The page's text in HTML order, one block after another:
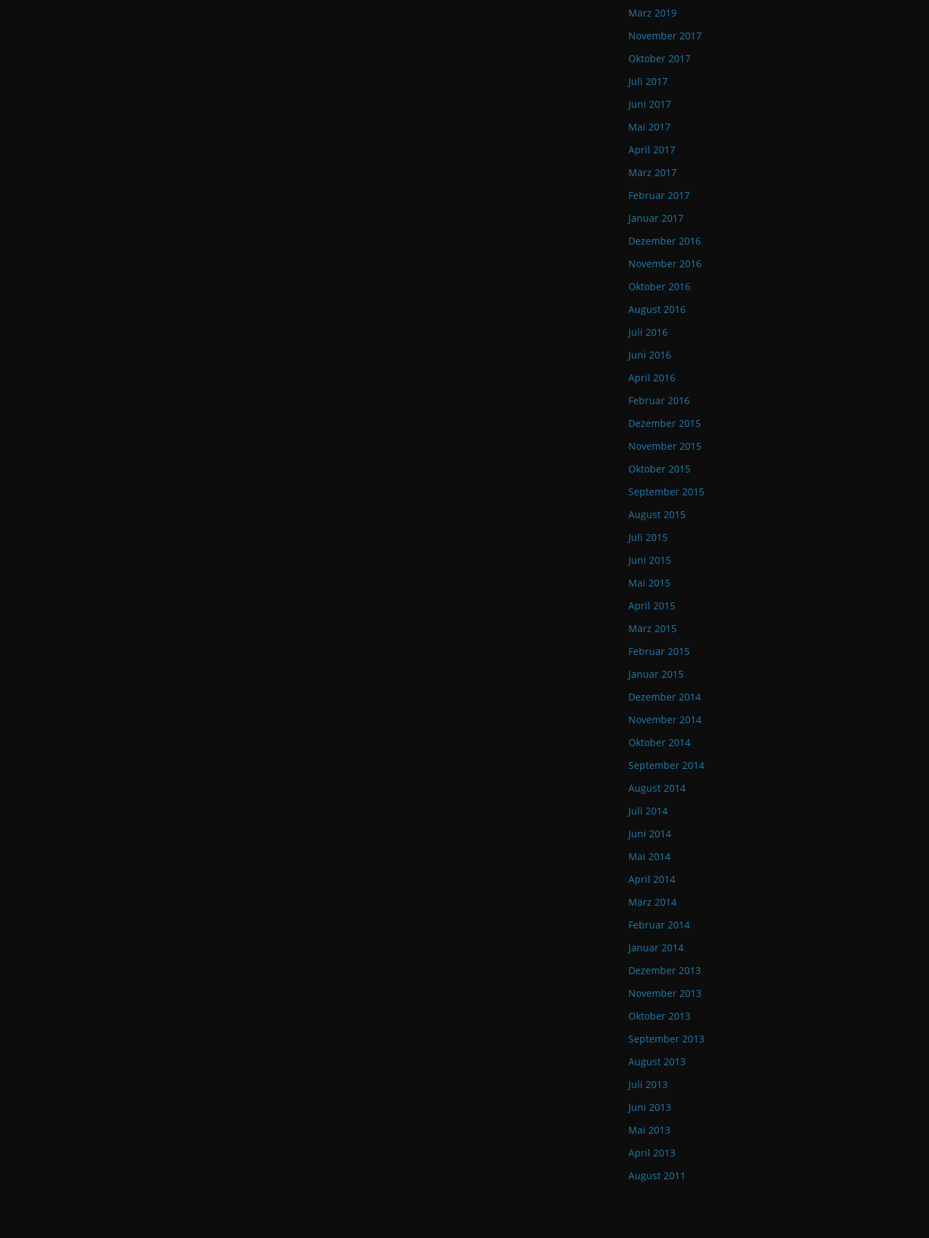
März 2019
November 2017
Oktober 2017
Juli 2017
Juni 2017
Mai 2017
April 2017
März 2017
Februar 2017
Januar 2017
Dezember 2016
November 2016
Oktober 2016
August 2016
Juli 2016
Juni 2016
April 2016
Februar 2016
Dezember 2015
November 2015
Oktober 2015
September 2015
August 2015
Juli 2015
Juni 2015
Mai 2015
April 2015
März 2015
Februar 2015
Januar 2015
Dezember 2014
November 2014
Oktober 2014
September 2014
August 2014
Juli 2014
Juni 2014
Mai 2014
April 2014
März 2014
Februar 2014
Januar 2014
Dezember 2013
November 2013
Oktober 2013
September 2013
August 2013
Juli 2013
Juni 2013
Mai 2013
April 2013
August 2011